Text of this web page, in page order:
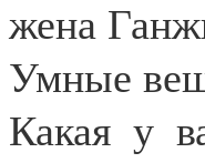
жена
Умные
Какая у